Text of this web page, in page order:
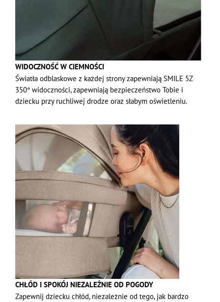
WIDOCZNOŚĆ W CIEMNOŚCI
Światła odblaskowe z każdej strony zapewniają SMILE 5Z
350° widoczności, zapewniają bezpieczeństwo Tobie i
dziecku przy ruchliwej drodze oraz słabym oświetleniu.
CHŁÓD I SPOKÓJ NIEZALEŻNIE OD POGODY
Zapewnij dziecku chłód, niezależnie od tego, jak bardzo